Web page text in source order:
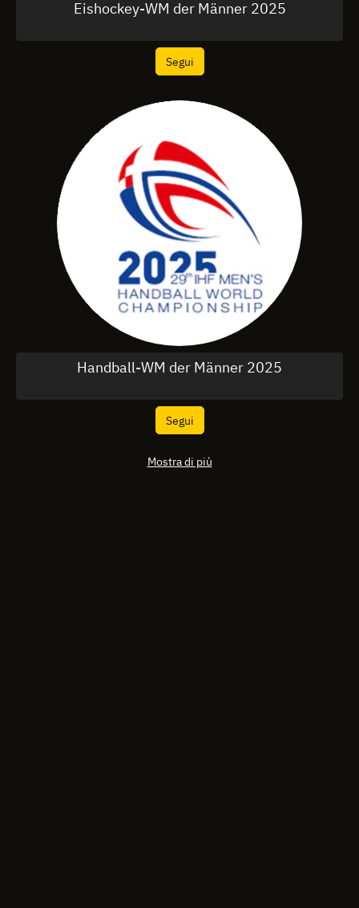
Eishockey-WM der Männer 2025
Segui
Handball-WM der Männer 2025
Segui
Mostra di più